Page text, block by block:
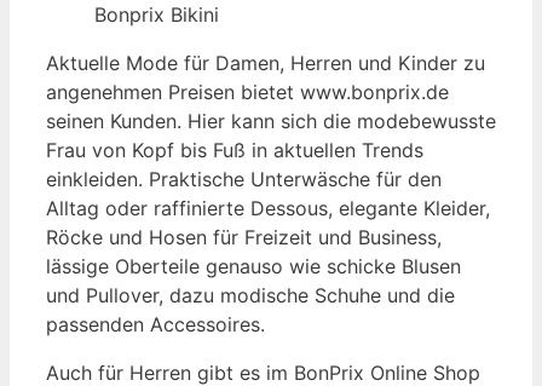
Bonprix Bikini
Aktuelle Mode für Damen, Herren und Kinder zu
angenehmen Preisen bietet www.bonprix.de
seinen Kunden. Hier kann sich die modebewusste
Frau von Kopf bis Fuß in aktuellen Trends
einkleiden. Praktische Unterwäsche für den
Alltag oder raffinierte Dessous, elegante Kleider,
Röcke und Hosen für Freizeit und Business,
lässige Oberteile genauso wie schicke Blusen
und Pullover, dazu modische Schuhe und die
passenden Accessoires.
Auch für Herren gibt es im BonPrix Online Shop